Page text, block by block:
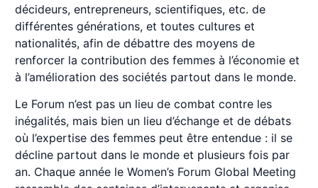
décideurs, entrepreneurs, scientifiques, etc. de
différentes générations, et toutes cultures et
nationalités, afin de débattre des moyens de
renforcer la contribution des femmes à l’économie et
à l’amélioration des sociétés partout dans le monde.
Le Forum n’est pas un lieu de combat contre les
inégalités, mais bien un lieu d’échange et de débats
où l’expertise des femmes peut être entendue : il se
décline partout dans le monde et plusieurs fois par
an. Chaque année le Women’s Forum Global Meeting